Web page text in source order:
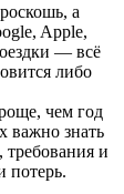
а
Apple,
— всё
либо
чем год
важно знать
и
потерь.